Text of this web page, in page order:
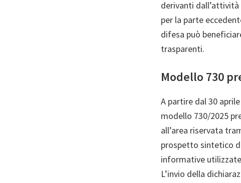
derivanti
per la parte
difesa può
trasparenti.
Modello 730
A partire dal 30
modello 730/2025
all’area riservata
prospetto sintetico
informative
L’invio della